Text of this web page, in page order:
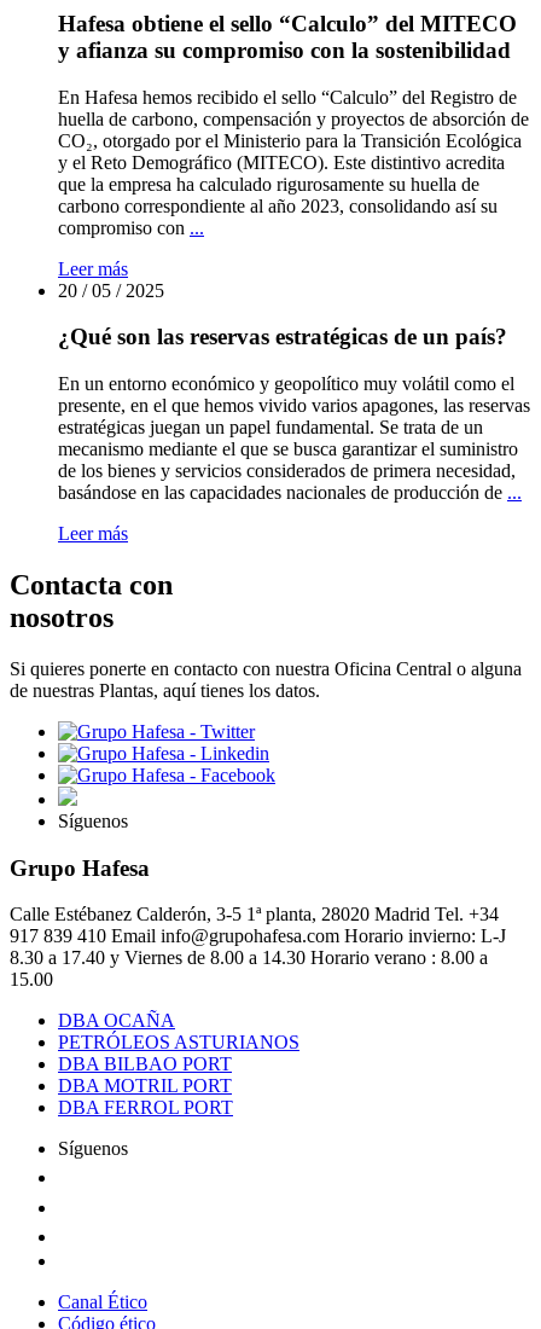
HEAD
OF
Hafesa obtiene el sello “Calculo” del MITECO
y afianza su compromiso con la sostenibilidad
En Hafesa hemos recibido el sello “Calculo” del Registro de
huella de carbono, compensación y proyectos de absorción de
CO₂, otorgado por el Ministerio para la Transición Ecológica
y el Reto Demográfico (MITECO). Este distintivo acredita
que la empresa ha calculado rigurosamente su huella de
carbono correspondiente al año 2023, consolidando así su
compromiso con ...
del
y
afianza
su
compromiso
con
la
sostenibilidad
Leer más
20 / 05 / 2025
¿Qué son las reservas estratégicas de un país?
En un entorno económico y geopolítico muy volátil como el
presente, en el que hemos vivido varios apagones, las reservas
estratégicas juegan un papel fundamental. Se trata de un
mecanismo mediante el que se busca garantizar el suministro
de los bienes y servicios considerados de primera necesidad,
basándose en las capacidades nacionales de producción de ...
Leer más
Contacta con
nosotros
Si quieres ponerte en contacto con nuestra Oficina Central o alguna
de nuestras Plantas, aquí tienes los datos.
Síguenos
Grupo Hafesa
Calle Estébanez Calderón, 3-5 1ª planta, 28020 Madrid Tel. +34
917 839 410 Email info@grupohafesa.com Horario invierno: L-J
8.30 a 17.40 y Viernes de 8.00 a 14.30 Horario verano : 8.00 a
15.00
DBA OCAÑA
PETRÓLEOS ASTURIANOS
DBA BILBAO PORT
DBA MOTRIL PORT
DBA FERROL PORT
Síguenos
Canal Ético
Código ético